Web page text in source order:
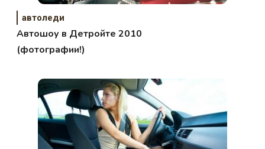
автоледи
Автошоу в Детройте 2010
(фотографии!)